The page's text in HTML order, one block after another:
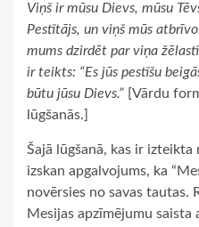
Viņš ir mūsu Dievs, mūsu
Pestītājs, un viņš mūs
mums dzirdēt par viņa
ir teikts: “Es jūs pestīšu
būtu jūsu Dievs.” [Vārdu
lūgšanās.]
Šajā lūgšanā, kas ir izteikta
izskan apgalvojums, ka
novērsies no savas tautas.
Mesijas apzīmējumu saista